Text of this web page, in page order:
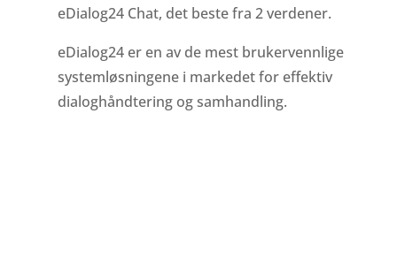
eDialog24 Chat, det beste fra 2 verdener.
eDialog24 er en av de mest brukervennlige
systemløsningene i markedet for effektiv
dialoghåndtering og samhandling.